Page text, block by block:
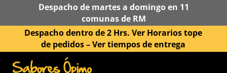
Despacho de martes a domingo en 11
comunas de RM
Despacho dentro de 2 Hrs. Ver Horarios tope
de pedidos –Ver tiempos de entrega